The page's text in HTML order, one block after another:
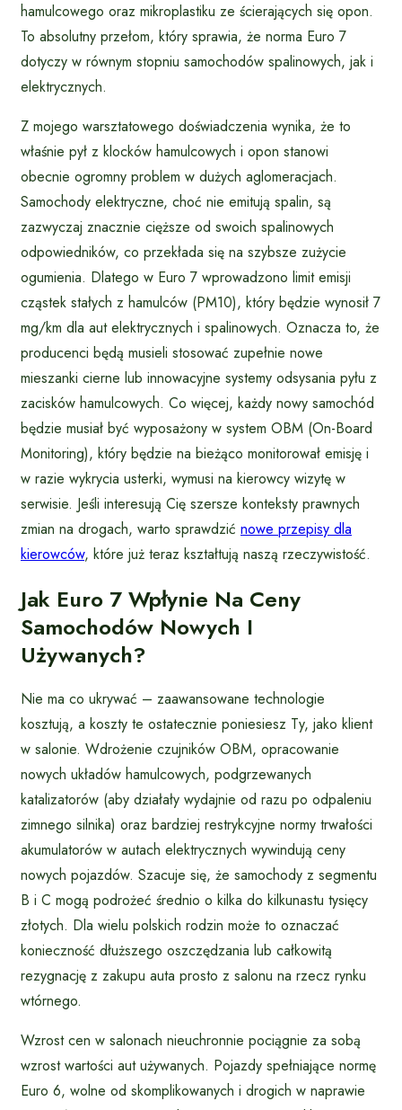
hamulcowego oraz mikroplastiku ze ścierających się opon.
To absolutny przełom, który sprawia, że norma Euro 7
dotyczy w równym stopniu samochodów spalinowych, jak i
elektrycznych.
Z mojego warsztatowego doświadczenia wynika, że to
właśnie pył z klocków hamulcowych i opon stanowi
obecnie ogromny problem w dużych aglomeracjach.
Samochody elektryczne, choć nie emitują spalin, są
zazwyczaj znacznie cięższe od swoich spalinowych
odpowiedników, co przekłada się na szybsze zużycie
ogumienia. Dlatego w Euro 7 wprowadzono limit emisji
cząstek stałych z hamulców (PM10), który będzie wynosił 7
mg/km dla aut elektrycznych i spalinowych. Oznacza to, że
producenci będą musieli stosować zupełnie nowe
mieszanki cierne lub innowacyjne systemy odsysania pyłu z
zacisków hamulcowych. Co więcej, każdy nowy samochód
będzie musiał być wyposażony w system OBM (On-Board
Monitoring), który będzie na bieżąco monitorował emisję i
w razie wykrycia usterki, wymusi na kierowcy wizytę w
serwisie. Jeśli interesują Cię szersze konteksty prawnych
zmian na drogach, warto sprawdzić nowe przepisy dla
kierowców, które już teraz kształtują naszą rzeczywistość.
Jak Euro 7 Wpłynie Na Ceny
Samochodów Nowych I
Używanych?
Nie ma co ukrywać – zaawansowane technologie
kosztują, a koszty te ostatecznie poniesiesz Ty, jako klient
w salonie. Wdrożenie czujników OBM, opracowanie
nowych układów hamulcowych, podgrzewanych
katalizatorów (aby działały wydajnie od razu po odpaleniu
zimnego silnika) oraz bardziej restrykcyjne normy trwałości
akumulatorów w autach elektrycznych wywindują ceny
nowych pojazdów. Szacuje się, że samochody z segmentu
B i C mogą podrożeć średnio o kilka do kilkunastu tysięcy
złotych. Dla wielu polskich rodzin może to oznaczać
konieczność dłuższego oszczędzania lub całkowitą
rezygnację z zakupu auta prosto z salonu na rzecz rynku
wtórnego.
Wzrost cen w salonach nieuchronnie pociągnie za sobą
wzrost wartości aut używanych. Pojazdy spełniające normę
Euro 6, wolne od skomplikowanych i drogich w naprawie